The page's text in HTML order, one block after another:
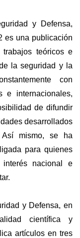
y Defensa,
es una publicación
teóricos e
la seguridad y la
con
e internacionales,
de difundir
desarrollados
mismo, se ha
para quienes
nacional e
y Defensa, en
científica y
artículos en tres